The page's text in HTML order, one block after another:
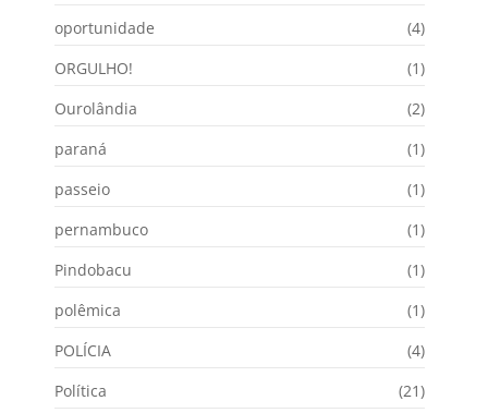
oportunidade
(4)
ORGULHO!
(1)
Ourolândia
(2)
paraná
(1)
passeio
(1)
pernambuco
(1)
Pindobacu
(1)
polêmica
(1)
POLÍCIA
(4)
Política
(21)